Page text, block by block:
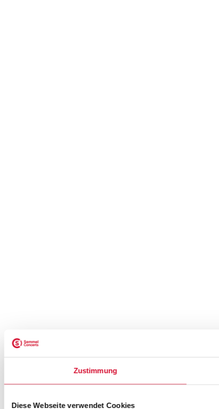
Zustimmung
Diese Webseite verwendet Cookies